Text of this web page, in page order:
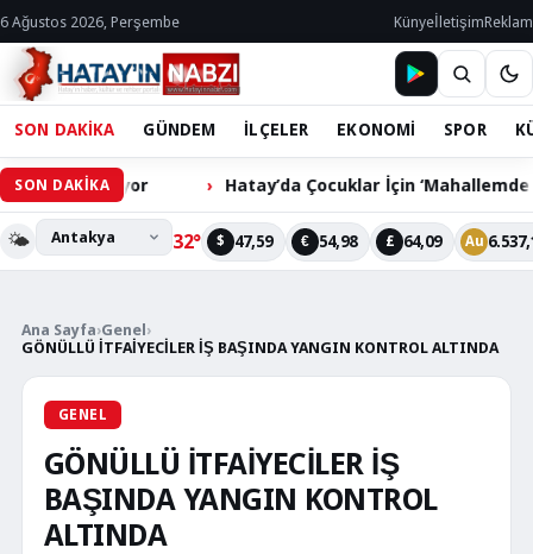
6 Ağustos 2026, Perşembe KünyeİletişimReklam
SON DAKİKA GÜNDEM İLÇELER EKONOMİ SPOR
SON DAKİKA Hatay’da Çocuklar İçin ‘Mahallemde Şenlik
🌤️ 32° $ 47,59 € 54,98 £ 64,09 Au
Ana Sayfa›Genel ›
GÖNÜLLÜ İTFAİYECİLER İŞ BAŞINDA YANGIN KONTROL ALTINDA
GENEL
GÖNÜLLÜ İTFAİYECİLER İŞ
BAŞINDA YANGIN KONTROL
ALTINDA